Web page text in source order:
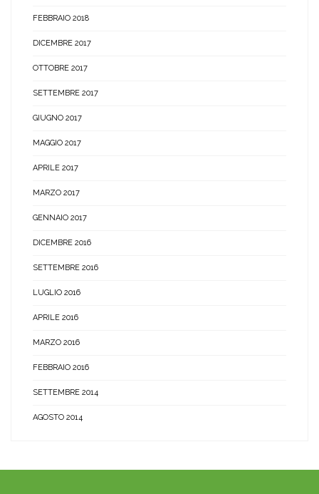
FEBBRAIO 2018
DICEMBRE 2017
OTTOBRE 2017
SETTEMBRE 2017
GIUGNO 2017
MAGGIO 2017
APRILE 2017
MARZO 2017
GENNAIO 2017
DICEMBRE 2016
SETTEMBRE 2016
LUGLIO 2016
APRILE 2016
MARZO 2016
FEBBRAIO 2016
SETTEMBRE 2014
AGOSTO 2014